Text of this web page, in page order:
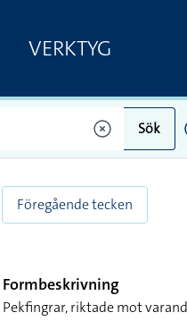
VERKTYG
Sök
Föregående tecken
Formbeskrivning
Pekfingrar, riktade mot